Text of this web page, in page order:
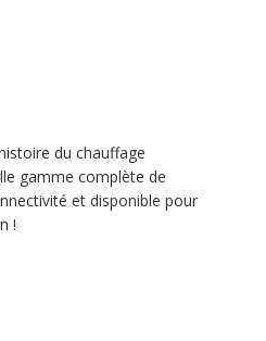
du chauffage
gamme complète de
et disponible pour
!